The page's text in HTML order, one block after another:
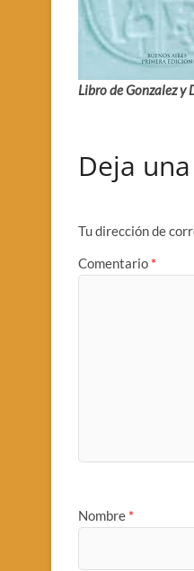
Libro de Gonzalez y
Deja
Tu dirección de
Comentario *
Nombre *